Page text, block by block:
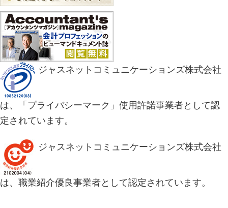
ジャスネットコミュニケーションズ株式会社
は、「プライバシーマーク」使用許諾事業者として認
定されています。
ジャスネットコミュニケーションズ株式会社
は、職業紹介優良事業者として認定されています。